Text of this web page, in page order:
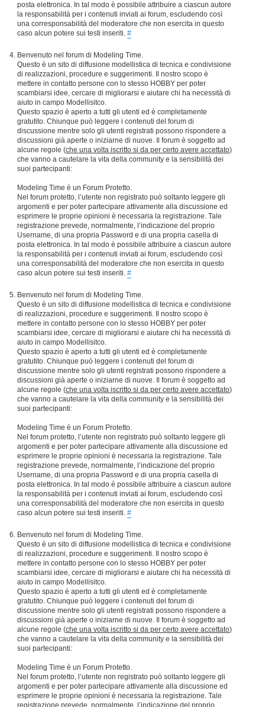
posta elettronica. In tal modo è possibile attribuire a ciascun autore
la responsabilità per i contenuti inviati ai forum, escludendo così
una corresponsabilità del moderatore che non esercita in questo
caso alcun potere sui testi inseriti. #
Benvenuto nel forum di Modeling Time.
Questo è un sito di diffusione modellistica di tecnica e condivisione
di realizzazioni, procedure e suggerimenti. Il nostro scopo è
mettere in contatto persone con lo stesso HOBBY per poter
scambiarsi idee, cercare di migliorarsi e aiutare chi ha necessità di
aiuto in campo Modellisitco.
Questo spazio è aperto a tutti gli utenti ed è completamente
gratutito. Chiunque può leggere i contenuti del forum di
discussione mentre solo gli utenti registrati possono rispondere a
discussioni già aperte o iniziarne di nuove. Il forum è soggetto ad
alcune regole (che una volta iscritto si da per certo avere accettato)
che vanno a cautelare la vita della community e la sensibilità dei
suoi partecipanti:
Modeling Time è un Forum Protetto.
Nel forum protetto, l’utente non registrato può soltanto leggere gli
argomenti e per poter partecipare attivamente alla discussione ed
esprimere le proprie opinioni è necessaria la registrazione. Tale
registrazione prevede, normalmente, l’indicazione del proprio
Username, di una propria Password e di una propria casella di
posta elettronica. In tal modo è possibile attribuire a ciascun autore
la responsabilità per i contenuti inviati ai forum, escludendo così
una corresponsabilità del moderatore che non esercita in questo
caso alcun potere sui testi inseriti. #
Benvenuto nel forum di Modeling Time.
Questo è un sito di diffusione modellistica di tecnica e condivisione
di realizzazioni, procedure e suggerimenti. Il nostro scopo è
mettere in contatto persone con lo stesso HOBBY per poter
scambiarsi idee, cercare di migliorarsi e aiutare chi ha necessità di
aiuto in campo Modellisitco.
Questo spazio è aperto a tutti gli utenti ed è completamente
gratutito. Chiunque può leggere i contenuti del forum di
discussione mentre solo gli utenti registrati possono rispondere a
discussioni già aperte o iniziarne di nuove. Il forum è soggetto ad
alcune regole (che una volta iscritto si da per certo avere accettato)
che vanno a cautelare la vita della community e la sensibilità dei
suoi partecipanti:
Modeling Time è un Forum Protetto.
Nel forum protetto, l’utente non registrato può soltanto leggere gli
argomenti e per poter partecipare attivamente alla discussione ed
esprimere le proprie opinioni è necessaria la registrazione. Tale
registrazione prevede, normalmente, l’indicazione del proprio
Username, di una propria Password e di una propria casella di
posta elettronica. In tal modo è possibile attribuire a ciascun autore
la responsabilità per i contenuti inviati ai forum, escludendo così
una corresponsabilità del moderatore che non esercita in questo
caso alcun potere sui testi inseriti. #
Benvenuto nel forum di Modeling Time.
Questo è un sito di diffusione modellistica di tecnica e condivisione
di realizzazioni, procedure e suggerimenti. Il nostro scopo è
mettere in contatto persone con lo stesso HOBBY per poter
scambiarsi idee, cercare di migliorarsi e aiutare chi ha necessità di
aiuto in campo Modellisitco.
Questo spazio è aperto a tutti gli utenti ed è completamente
gratutito. Chiunque può leggere i contenuti del forum di
discussione mentre solo gli utenti registrati possono rispondere a
discussioni già aperte o iniziarne di nuove. Il forum è soggetto ad
alcune regole (che una volta iscritto si da per certo avere accettato)
che vanno a cautelare la vita della community e la sensibilità dei
suoi partecipanti:
Modeling Time è un Forum Protetto.
Nel forum protetto, l’utente non registrato può soltanto leggere gli
argomenti e per poter partecipare attivamente alla discussione ed
esprimere le proprie opinioni è necessaria la registrazione. Tale
registrazione prevede, normalmente, l’indicazione del proprio